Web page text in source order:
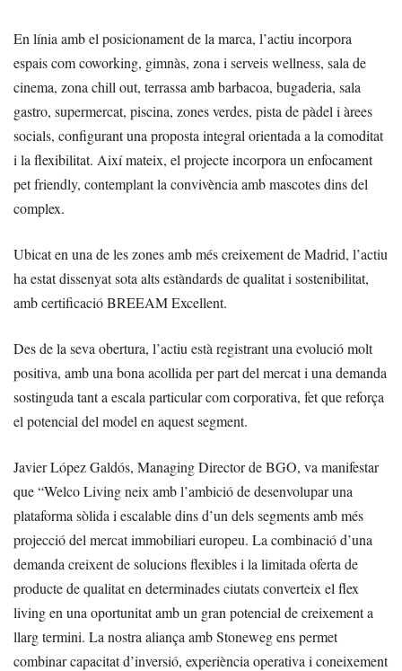
En línia amb el posicionament de la marca, l’actiu incorpora
espais com coworking, gimnàs, zona i serveis wellness, sala de
cinema, zona chill out, terrassa amb barbacoa, bugaderia, sala
gastro, supermercat, piscina, zones verdes, pista de pàdel i àrees
socials, configurant una proposta integral orientada a la comoditat
i la flexibilitat. Així mateix, el projecte incorpora un enfocament
pet friendly, contemplant la convivència amb mascotes dins del
complex.
Ubicat en una de les zones amb més creixement de Madrid, l’actiu
ha estat dissenyat sota alts estàndards de qualitat i sostenibilitat,
amb certificació BREEAM Excellent.
Des de la seva obertura, l’actiu està registrant una evolució molt
positiva, amb una bona acollida per part del mercat i una demanda
sostinguda tant a escala particular com corporativa, fet que reforça
el potencial del model en aquest segment.
Javier López Galdós, Managing Director de BGO, va manifestar
que “Welco Living neix amb l’ambició de desenvolupar una
plataforma sòlida i escalable dins d’un dels segments amb més
projecció del mercat immobiliari europeu. La combinació d’una
demanda creixent de solucions flexibles i la limitada oferta de
producte de qualitat en determinades ciutats converteix el flex
living en una oportunitat amb un gran potencial de creixement a
llarg termini. La nostra aliança amb Stoneweg ens permet
combinar capacitat d’inversió, experiència operativa i coneixement